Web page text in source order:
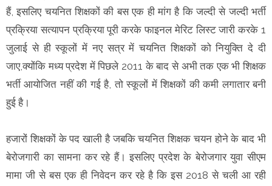
हैं, इसलिए चयनित शिक्षकों की बस एक ही मांग है कि जल्दी से जल्दी भर्ती
प्रक्रिया सत्यापन प्रक्रिया पूरी करके फाइनल मेरिट लिस्ट जारी करके 1
जुलाई से ही स्कूलों में नए सत्र में चयनित शिक्षकों को नियुक्ति दे दी
जाए,क्योंकि मध्य प्रदेश में पिछले 2011 के बाद से अभी तक एक भी शिक्षक
भर्ती आयोजित नहीं की गई है, तो स्कूलों में शिक्षकों की कमी लगातार बनी
हुई है।
हजारों शिक्षकों के पद खाली है जबकि चयनित शिक्षक चयन होने के बाद भी
बेरोजगारी का सामना कर रहे हैं। इसलिए प्रदेश के बेरोजगार युवा सीएम
मामा जी से बस एक ही निवेदन कर रहे है कि इस 2018 से चली आ रही